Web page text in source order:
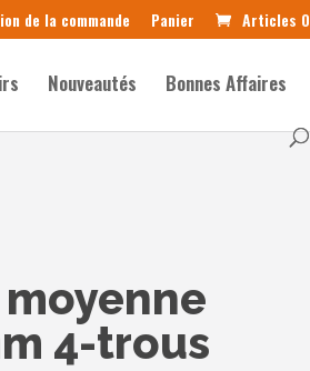
de la commande Panier Articles 0
Nouveautés Bonnes Affaires
4-trous